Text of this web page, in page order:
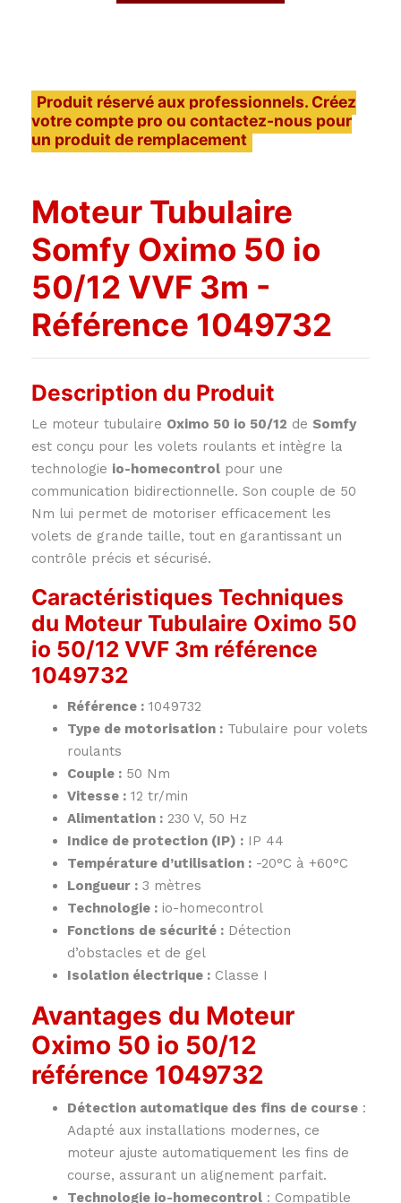
Produit réservé aux professionnels. Créez
votre compte pro ou contactez-nous pour
un produit de remplacement
Moteur Tubulaire
Somfy Oximo 50 io
50/12 VVF 3m -
Référence 1049732
Description du Produit
Le moteur tubulaire Oximo 50 io 50/12 de Somfy
est conçu pour les volets roulants et intègre la
technologie io-homecontrol pour une
communication bidirectionnelle. Son couple de 50
Nm lui permet de motoriser efficacement les
volets de grande taille, tout en garantissant un
contrôle précis et sécurisé.
Caractéristiques Techniques
du Moteur Tubulaire Oximo 50
io 50/12 VVF 3m référence
1049732
Référence : 1049732
Type de motorisation : Tubulaire pour volets
roulants
Couple : 50 Nm
Vitesse : 12 tr/min
Alimentation : 230 V, 50 Hz
Indice de protection (IP) : IP 44
Température d’utilisation : -20°C à +60°C
Longueur : 3 mètres
Technologie : io-homecontrol
Fonctions de sécurité : Détection
d’obstacles et de gel
Isolation électrique : Classe I
Avantages du Moteur
Oximo 50 io 50/12
référence 1049732
Détection automatique des fins de course :
Adapté aux installations modernes, ce
moteur ajuste automatiquement les fins de
course, assurant un alignement parfait.
Technologie io-homecontrol : Compatible